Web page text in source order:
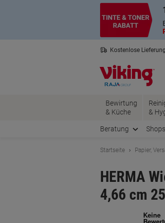
Kostenlose
Bewirtung
& Küche
&
Beratung Shops
Startseite Papier,
HERMA
4,66 cm